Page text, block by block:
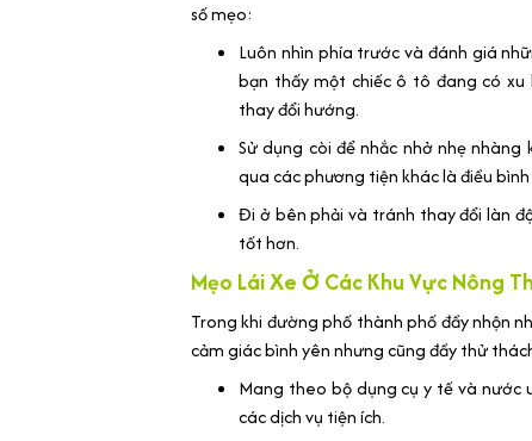
số mẹo:
Luôn nhìn phía trước và đánh giá
bạn thấy một chiếc ô tô đang có
thay đổi hướng.
Sử dụng còi để nhắc nhở nhẹ
qua các phương tiện khác là điều
Đi ở bên phải và tránh thay đổi làn
tốt hơn.
Mẹo Lái Xe Ở Các Khu Vực Nông
Trong khi đường phố thành phố đầy nhộn
cảm giác bình yên nhưng cũng đầy thử
Mang theo bộ dụng cụ y tế và nước
các dịch vụ tiện ích.